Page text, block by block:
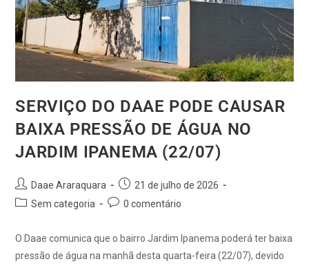
SERVIÇO DO DAAE PODE CAUSAR
BAIXA PRESSÃO DE ÁGUA NO
JARDIM IPANEMA (22/07)
Daae Araraquara
21 de julho de 2026
Sem categoria
0 comentário
O Daae comunica que o bairro Jardim Ipanema poderá ter baixa
pressão de água na manhã desta quarta-feira (22/07), devido